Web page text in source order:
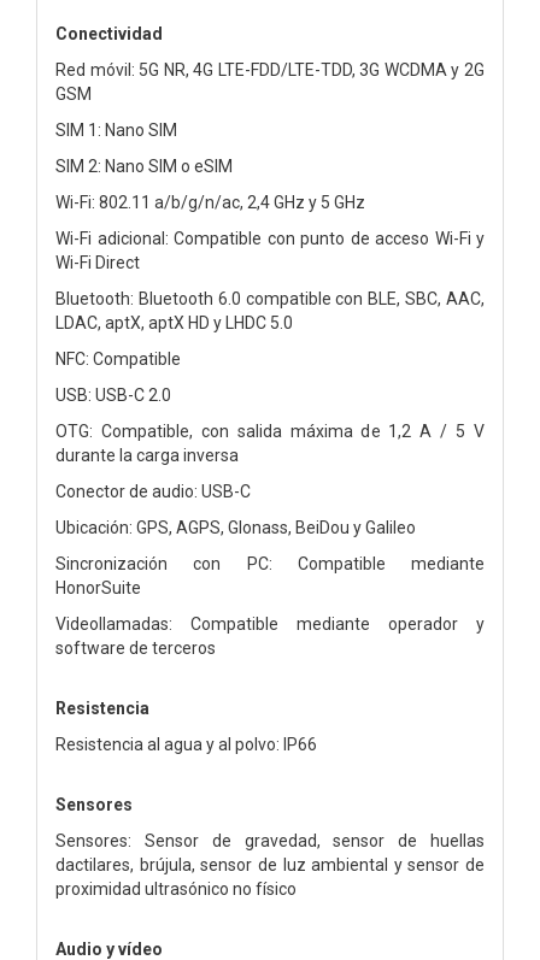
Conectividad
Red móvil: 5G NR, 4G LTE-FDD/LTE-TDD, 3G WCDMA y 2G
GSM
SIM 1: Nano SIM
SIM 2: Nano SIM o eSIM
Wi-Fi: 802.11 a/b/g/n/ac, 2,4 GHz y 5 GHz
Wi-Fi adicional: Compatible con punto de acceso Wi-Fi y
Wi-Fi Direct
Bluetooth: Bluetooth 6.0 compatible con BLE, SBC, AAC,
LDAC, aptX, aptX HD y LHDC 5.0
NFC: Compatible
USB: USB-C 2.0
OTG: Compatible, con salida máxima de 1,2 A / 5 V
durante la carga inversa
Conector de audio: USB-C
Ubicación: GPS, AGPS, Glonass, BeiDou y Galileo
Sincronización con PC: Compatible mediante
HonorSuite
Videollamadas: Compatible mediante operador y
software de terceros
Resistencia
Resistencia al agua y al polvo: IP66
Sensores
Sensores: Sensor de gravedad, sensor de huellas
dactilares, brújula, sensor de luz ambiental y sensor de
proximidad ultrasónico no físico
Audio y vídeo